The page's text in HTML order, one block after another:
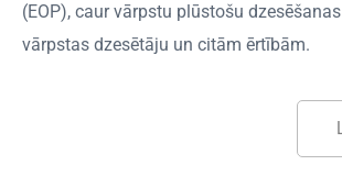
(EOP), caur vārpstu plūstošu
vārpstas dzesētāju un citām ērtībām.